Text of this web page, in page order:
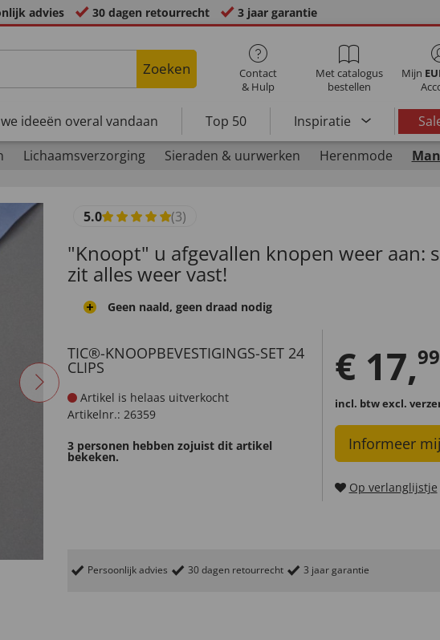
advies 30 dagen retourrecht 3 jaar garantie
Zoeken
Contact
& Hulp
Met catalogus
bestellen
Mijn
ideeën overal vandaan Top 50 Inspiratie
Lichaamsverzorging Sieraden & uurwerken Herenmode
5.0 (3)
"Knoopt" u afgevallen knopen weer aan:
zit alles weer vast!
Geen naald, geen draad nodig
TIC®-KNOOPBEVESTIGINGS-SET 24
CLIPS
Artikel is helaas uitverkocht
Artikelnr.: 26359
3 personen hebben zojuist dit artikel
bekeken.
€ 17,99
incl. btwexcl.
Informeer
Op verlanglijstje
Persoonlijk advies 30 dagen retourrecht 3 jaar garantie